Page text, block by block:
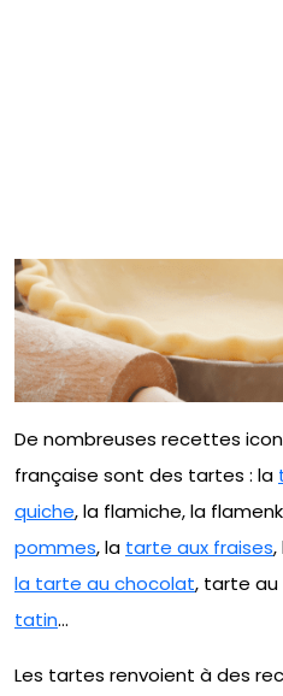
De nombreuses recettes
française sont des tartes : la
quiche, la flamiche, la
pommes, la tarte aux fraises,
la tarte au chocolat, tarte au
tatin…
Les tartes renvoient à des